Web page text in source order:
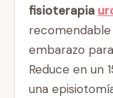
fisioterapia
recomendable
embarazo
Reduce en un
una